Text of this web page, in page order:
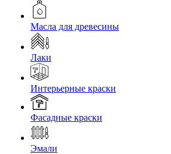
Масла для древесины
Лаки
Интерьерные краски
Фасадные краски
Эмали